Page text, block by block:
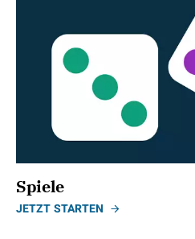
Spiele
JETZT STARTEN